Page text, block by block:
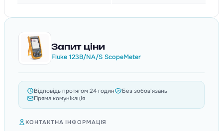
Запит ціни
Fluke 123B/NA/S ScopeMeter
Відповідь протягом 24 годин
Без зобов'язань
Пряма комунікація
КОНТАКТНА ІНФОРМАЦІЯ